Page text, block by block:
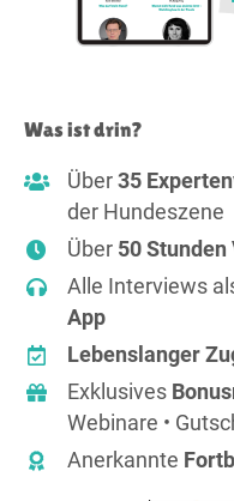
Was ist drin?
Über35
der Hundeszene
Über 50 Stunden
Alle Interviews
App
Lebenslanger
Exklusives
Webinare •
Anerkannte